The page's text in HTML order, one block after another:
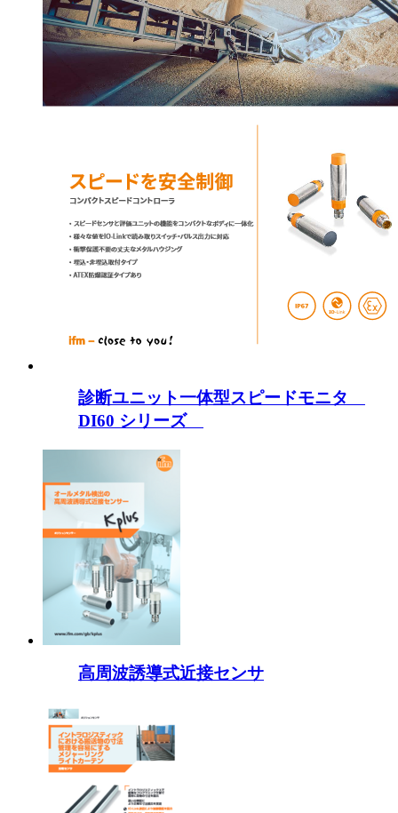
診断ユニット一体型スピードモニタ
DI60 シリーズ
高周波誘導式近接センサ